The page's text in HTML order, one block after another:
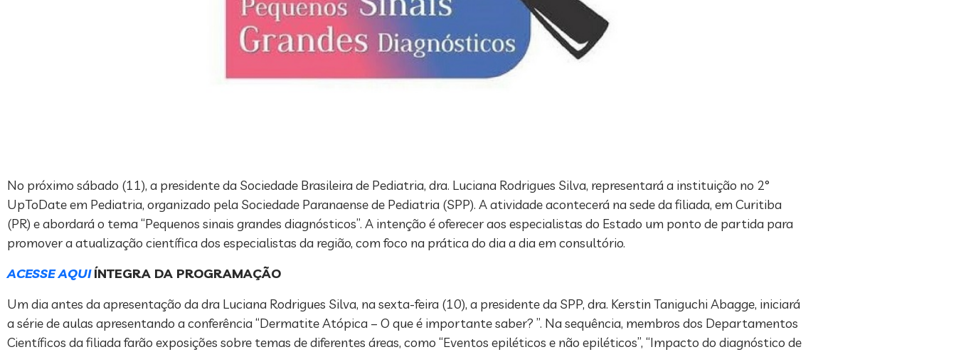
No próximo sábado (11), a presidente da Sociedade Brasileira de Pediatria, dra. Luciana Rodrigues Silva, representará a instituição no 2°
UpToDate em Pediatria, organizado pela Sociedade Paranaense de Pediatria (SPP). A atividade acontecerá na sede da filiada, em Curitiba
(PR) e abordará o tema “Pequenos sinais grandes diagnósticos”. A intenção é oferecer aos especialistas do Estado um ponto de partida para
promover a atualização científica dos especialistas da região, com foco na prática do dia a dia em consultório.
ACESSE AQUI ÍNTEGRA DA PROGRAMAÇÃO
Um dia antes da apresentação da dra Luciana Rodrigues Silva, na sexta-feira (10), a presidente da SPP, dra. Kerstin Taniguchi Abagge, iniciará
a série de aulas apresentando a conferência “Dermatite Atópica – O que é importante saber? ”. Na sequência, membros dos Departamentos
Científicos da filiada farão exposições sobre temas de diferentes áreas, como “Eventos epiléticos e não epiléticos”, “Impacto do diagnóstico de